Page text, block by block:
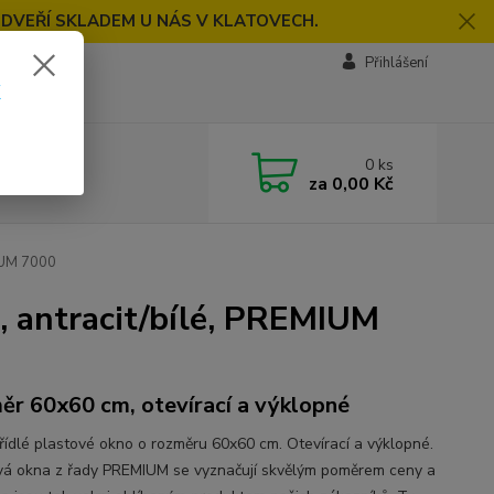
SKLADEM U NÁS V KLATOVECH.
Přihlášení
0 ks
za 0,00 Kč
7000
bílé, PREMIUM
60x60 cm, otevírací a výklopné
plastové okno o rozměru 60x60 cm. Otevírací a výklopné.
okna z řady PREMIUM se vyznačují skvělým poměrem ceny a